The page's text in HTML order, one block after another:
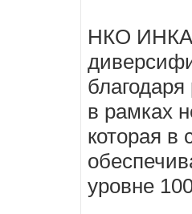
НКО
в рамках
которая в
уровне